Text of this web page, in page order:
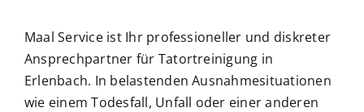
Maal Service ist Ihr professioneller und diskreter
Ansprechpartner für Tatortreinigung in
Erlenbach. In belastenden Ausnahmesituationen
wie einem Todesfall, Unfall oder einer anderen